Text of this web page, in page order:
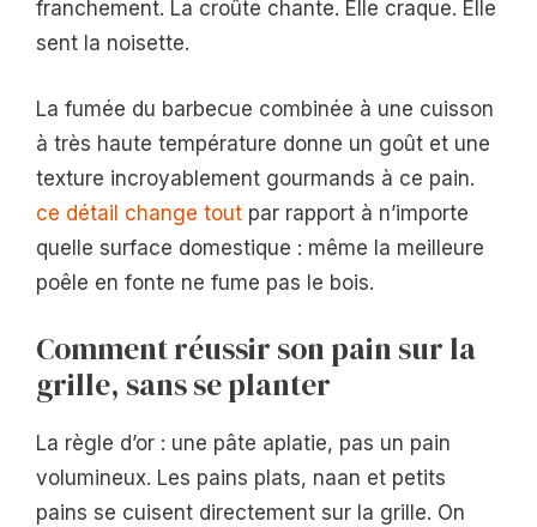
franchement. La croûte chante. Elle craque. Elle
sent la noisette.
La fumée du barbecue combinée à une cuisson
à très haute température donne un goût et une
texture incroyablement gourmands à ce pain.
ce détail change tout par rapport à n’importe
quelle surface domestique : même la meilleure
poêle en fonte ne fume pas le bois.
Comment réussir son pain sur la
grille, sans se planter
La règle d’or : une pâte aplatie, pas un pain
volumineux. Les pains plats, naan et petits
pains se cuisent directement sur la grille. On